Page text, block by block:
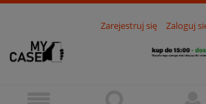
Zarejestruj się Zaloguj